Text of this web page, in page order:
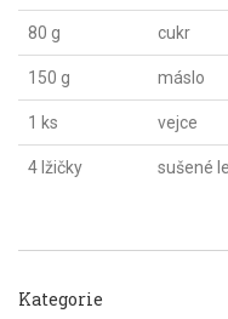
80 g cukr
150 g máslo
1 ks vejce
4 lžičky sušené
Kategorie